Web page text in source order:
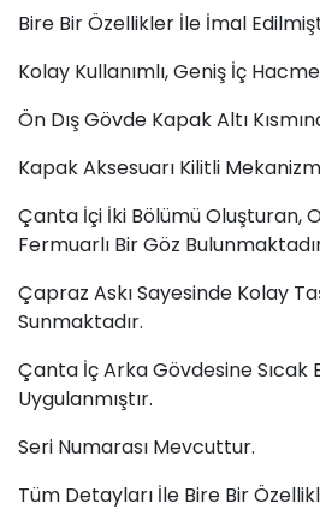
Bire Bir Özellikler İle İmal
Kolay Kullanımlı, Geniş İç
Ön Dış Gövde Kapak Altı
Kapak Aksesuarı Kilitli
Çanta İçi İki Bölümü Oluşturan,
Fermuarlı Bir Göz
Çapraz Askı Sayesinde Kolay
Sunmaktadır.
Çanta İç Arka Gövdesine Sıcak
Uygulanmıştır.
Seri Numarası Mevcuttur.
Tüm Detayları İle Bire Bir